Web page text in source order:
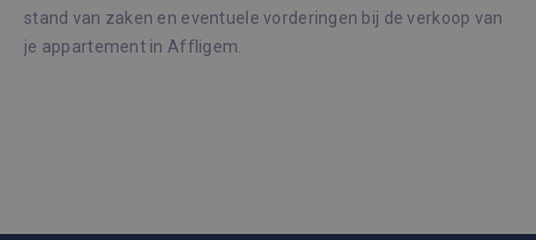
stand van zaken en eventuele vorderingen bij de verkoop van
je appartement in Affligem.
Aanbieder /